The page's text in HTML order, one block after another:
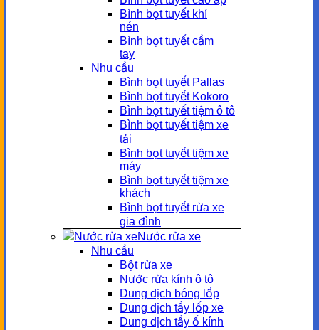
Bình bọt tuyết khí
nén
Bình bọt tuyết cầm
tay
Nhu cầu
Bình bọt tuyết Pallas
Bình bọt tuyết Kokoro
Bình bọt tuyết tiệm ô tô
Bình bọt tuyết tiệm xe
tải
Bình bọt tuyết tiệm xe
máy
Bình bọt tuyết tiệm xe
khách
Bình bọt tuyết rửa xe
gia đình
Nước rửa xe
Nhu cầu
Bột rửa xe
Nước rửa kính ô tô
Dung dịch bóng lốp
Dung dịch tẩy lốp xe
Dung dịch tẩy ố kính